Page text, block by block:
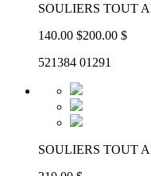
SOULIERS TOUT
140.00 $200.00 $
521384 01291
SOULIERS TOUT